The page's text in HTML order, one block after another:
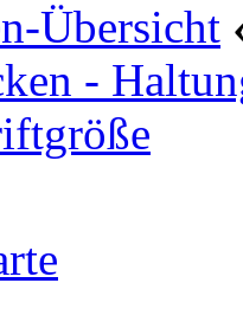
Übersicht
-